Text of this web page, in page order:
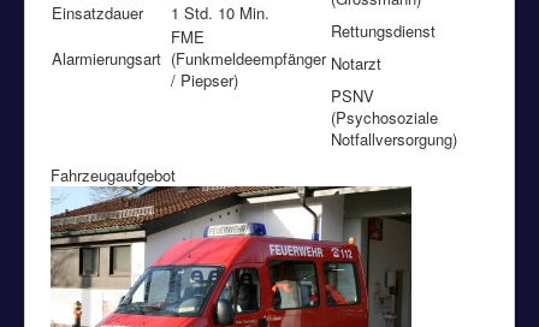
Einsatzdauer
1 Std. 10 Min.
Alarmierungsart
FME
(Funkmeldeempfänger
/ Piepser)
Rettungsdienst
Notarzt
PSNV
(Psychosoziale
Notfallversorgung)
Fahrzeugaufgebot